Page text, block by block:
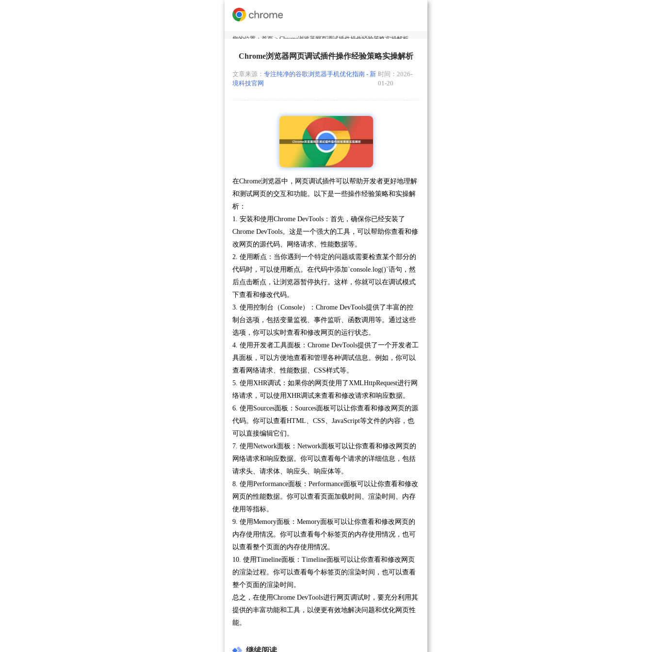
您的位置： 首页 > Chrome浏览器网页调试插件操作经验策略实操解析
Chrome浏览器网页调试插件操作经验策略实操解析
文章来源： 专注纯净的谷歌浏览器手机优化指南 - 新
境科技官网
时间：2026-
01-20
在Chrome浏览器中，网页调试插件可以帮助开发者更好地理解
和测试网页的交互和功能。以下是一些操作经验策略和实操解
析：
1. 安装和使用Chrome DevTools：首先，确保你已经安装了
Chrome DevTools。这是一个强大的工具，可以帮助你查看和修
改网页的源代码、网络请求、性能数据等。
2. 使用断点：当你遇到一个特定的问题或需要检查某个部分的
代码时，可以使用断点。在代码中添加`console.log()`语句，然
后点击断点，让浏览器暂停执行。这样，你就可以在调试模式
下查看和修改代码。
3. 使用控制台（Console）：Chrome DevTools提供了丰富的控
制台选项，包括变量监视、事件监听、函数调用等。通过这些
选项，你可以实时查看和修改网页的运行状态。
4. 使用开发者工具面板：Chrome DevTools提供了一个开发者工
具面板，可以方便地查看和管理各种调试信息。例如，你可以
查看网络请求、性能数据、CSS样式等。
5. 使用XHR调试：如果你的网页使用了XMLHttpRequest进行网
络请求，可以使用XHR调试来查看和修改请求和响应数据。
6. 使用Sources面板：Sources面板可以让你查看和修改网页的源
代码。你可以查看HTML、CSS、JavaScript等文件的内容，也
可以直接编辑它们。
7. 使用Network面板：Network面板可以让你查看和修改网页的
网络请求和响应数据。你可以查看每个请求的详细信息，包括
请求头、请求体、响应头、响应体等。
8. 使用Performance面板：Performance面板可以让你查看和修改
网页的性能数据。你可以查看页面加载时间、渲染时间、内存
使用等指标。
9. 使用Memory面板：Memory面板可以让你查看和修改网页的
内存使用情况。你可以查看每个标签页的内存使用情况，也可
以查看整个页面的内存使用情况。
10. 使用Timeline面板：Timeline面板可以让你查看和修改网页
的渲染过程。你可以查看每个标签页的渲染时间，也可以查看
整个页面的渲染时间。
总之，在使用Chrome DevTools进行网页调试时，要充分利用其
提供的丰富功能和工具，以便更有效地解决问题和优化网页性
能。
继续阅读